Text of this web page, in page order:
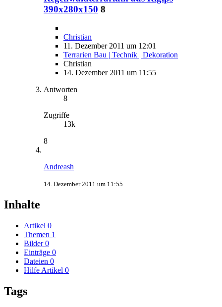
390x280x150 8
Christian
11. Dezember 2011 um 12:01
Terrarien Bau | Technik | Dekoration
Christian
14. Dezember 2011 um 11:55
Antworten
8
Zugriffe
13k
8
Andreash
14. Dezember 2011 um 11:55
Inhalte
Artikel 0
Themen 1
Bilder 0
Einträge 0
Dateien 0
Hilfe Artikel 0
Tags